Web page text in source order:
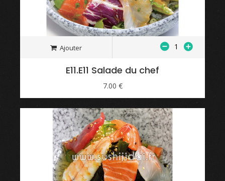
Ajouter
E11.E11 Salade du chef
7.00 €